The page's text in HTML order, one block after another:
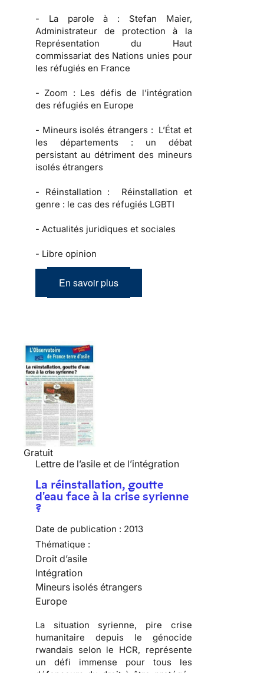
- La parole à : Stefan Maier,
Administrateur de protection à la
Représentation du Haut
commissariat des Nations unies pour
les réfugiés en France
- Zoom : Les défis de l’intégration
des réfugiés en Europe
- Mineurs isolés étrangers : L’État et
les départements : un débat
persistant au détriment des mineurs
isolés étrangers
- Réinstallation : Réinstallation et
genre : le cas des réfugiés LGBTI
- Actualités juridiques et sociales
- Libre opinion
En savoir plus
Gratuit
Lettre de l’asile et de l’intégration
La réinstallation, goutte
d'eau face à la crise syrienne
?
Date de publication : 2013
Thématique :
Droit d’asile
Intégration
Mineurs isolés étrangers
Europe
La situation syrienne, pire crise
humanitaire depuis le génocide
rwandais selon le HCR, représente
un défi immense pour tous les